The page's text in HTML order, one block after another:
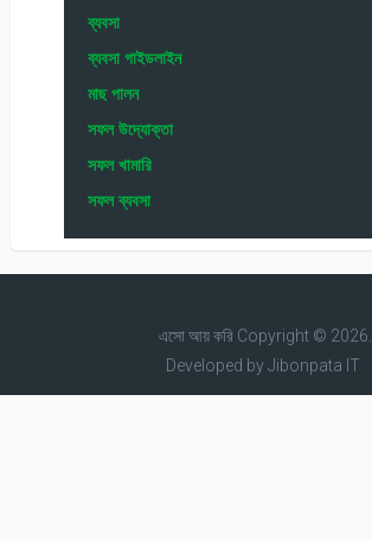
ব্যবসা
ব্যবসা গাইডলাইন
মাছ পালন
সফল উদ্যোক্তা
সফল খামারি
সফল ব্যবসা
এসো আয় করিCopyright © 2026.
Developed byJibonpata IT